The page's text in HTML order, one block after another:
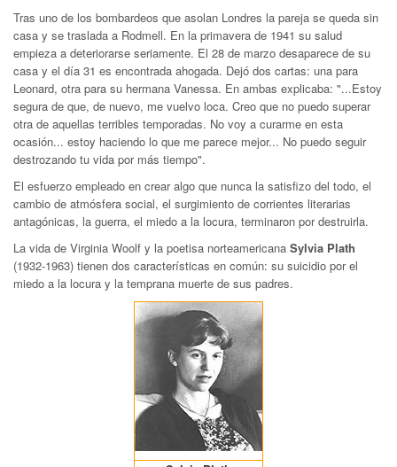
Tras uno de los bombardeos que asolan Londres la pareja se queda sin
casa y se traslada a Rodmell. En la primavera de 1941 su salud
empieza a deteriorarse seriamente. El 28 de marzo desaparece de su
casa y el día 31 es encontrada ahogada. Dejó dos cartas: una para
Leonard, otra para su hermana Vanessa. En ambas explicaba: "...Estoy
segura de que, de nuevo, me vuelvo loca. Creo que no puedo superar
otra de aquellas terribles temporadas. No voy a curarme en esta
ocasión... estoy haciendo lo que me parece mejor... No puedo seguir
destrozando tu vida por más tiempo".
El esfuerzo empleado en crear algo que nunca la satisfizo del todo, el
cambio de atmósfera social, el surgimiento de corrientes literarias
antagónicas, la guerra, el miedo a la locura, terminaron por destruirla.
La vida de Virginia Woolf y la poetisa norteamericana Sylvia Plath
(1932-1963) tienen dos características en común: su suicidio por el
miedo a la locura y la temprana muerte de sus padres.